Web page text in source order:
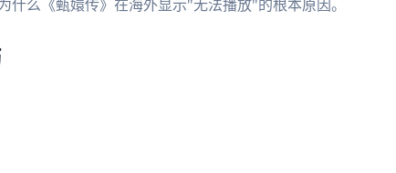
什么《甄嬛传》在海外显示"无法播放"的根本原因。